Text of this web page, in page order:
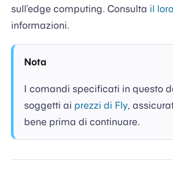
sull’edge computing. Consulta il
informazioni.
Nota
I comandi specificati in questo
soggetti ai prezzi di Fly,
bene prima di continuare.